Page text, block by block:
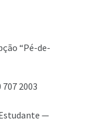
“Pé-de-
707 2003
—